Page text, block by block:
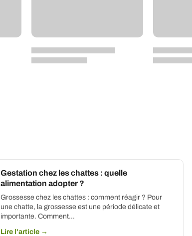
Gestation chez les chattes : quelle
alimentation adopter ?
Grossesse chez les chattes : comment réagir ? Pour
une chatte, la grossesse est une période délicate et
importante. Comment…
Lire l'article →